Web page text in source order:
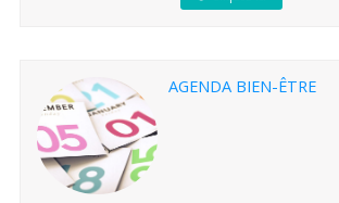
AGENDA BIEN-ÊTRE